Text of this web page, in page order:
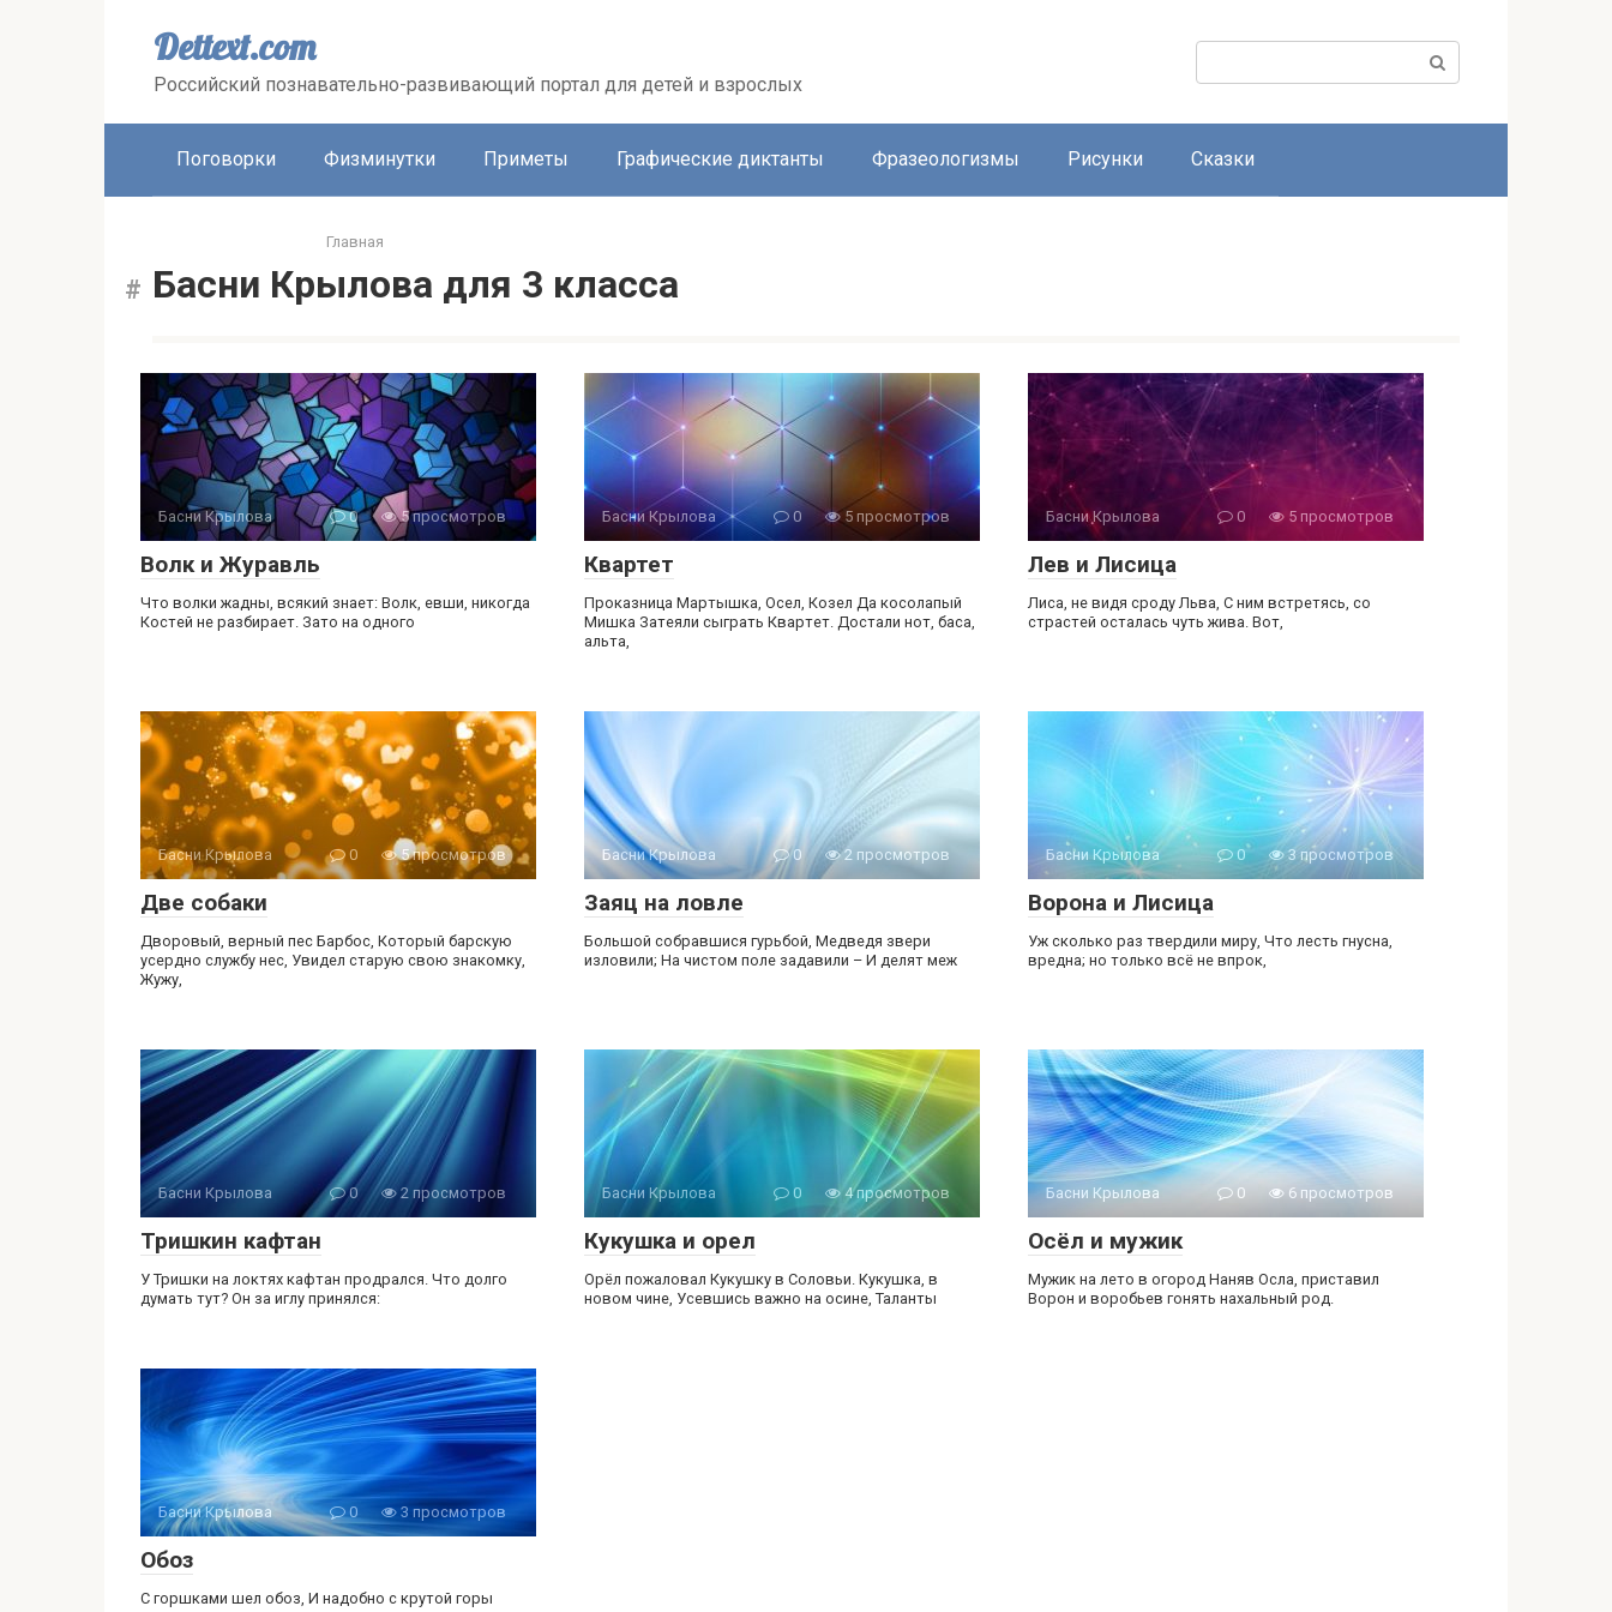
Dettext.com
Российский познавательно-развивающий портал для детей и взрослых
Поиск:
Поговорки Физминутки Приметы Графические диктанты Фразеологизмы Рисунки Сказки
Главная
Басни Крылова для 3 класса
Басни Крылова 0 5 просмотров
Волк и Журавль
Что волки жадны, всякий знает: Волк, евши, никогда
Костей не разбирает. Зато на одного
Басни Крылова 0 5 просмотров
Квартет
Проказница Мартышка, Осел, Козел Да косолапый
Мишка Затеяли сыграть Квартет. Достали нот, баса,
альта,
Басни Крылова 0 5 просмотров
Лев и Лисица
Лиса, не видя сроду Льва, С ним встретясь, со
страстей осталась чуть жива. Вот,
Басни Крылова 0 5 просмотров
Две собаки
Дворовый, верный пес Барбос, Который барскую
усердно службу нес, Увидел старую свою знакомку,
Жужу,
Басни Крылова 0 2 просмотров
Заяц на ловле
Большой собравшися гурьбой, Медведя звери
изловили; На чистом поле задавили – И делят меж
Басни Крылова 0 3 просмотров
Ворона и Лисица
Уж сколько раз твердили миру, Что лесть гнусна,
вредна; но только всё не впрок,
Басни Крылова 0 2 просмотров
Тришкин кафтан
У Тришки на локтях кафтан продрался. Что долго
думать тут? Он за иглу принялся:
Басни Крылова 0 4 просмотров
Кукушка и орел
Орёл пожаловал Кукушку в Соловьи. Кукушка, в
новом чине, Усевшись важно на осине, Таланты
Басни Крылова 0 6 просмотров
Осёл и мужик
Мужик на лето в огород Наняв Осла, приставил
Ворон и воробьев гонять нахальный род.
Басни Крылова 0 3 просмотров
Обоз
С горшками шел oбоз, И надобно с крутой горы